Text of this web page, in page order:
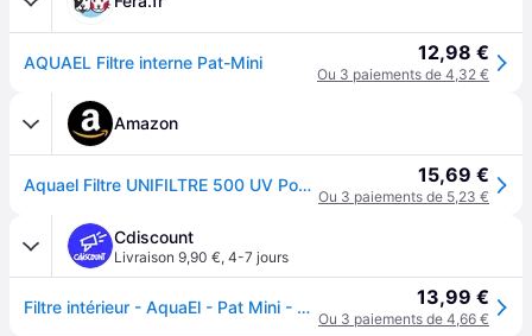
AQUAEL Filtre interne Pat-Mini 12,98 €
Ou 3 paiements de 4,32 €
Amazon
Aquael Filtre UNIFILTRE 500 UV Power 15,69 €
Ou 3 paiements de 5,23 €
Cdiscount
Livraison 9,90 €, 4-7 jours
Filtre intérieur - AquaEl - Pat Mini - Pour nano aquariums - Moins de 20 litres - Éponge durable - Blanc 13,99 €
Ou 3 paiements de 4,66 €